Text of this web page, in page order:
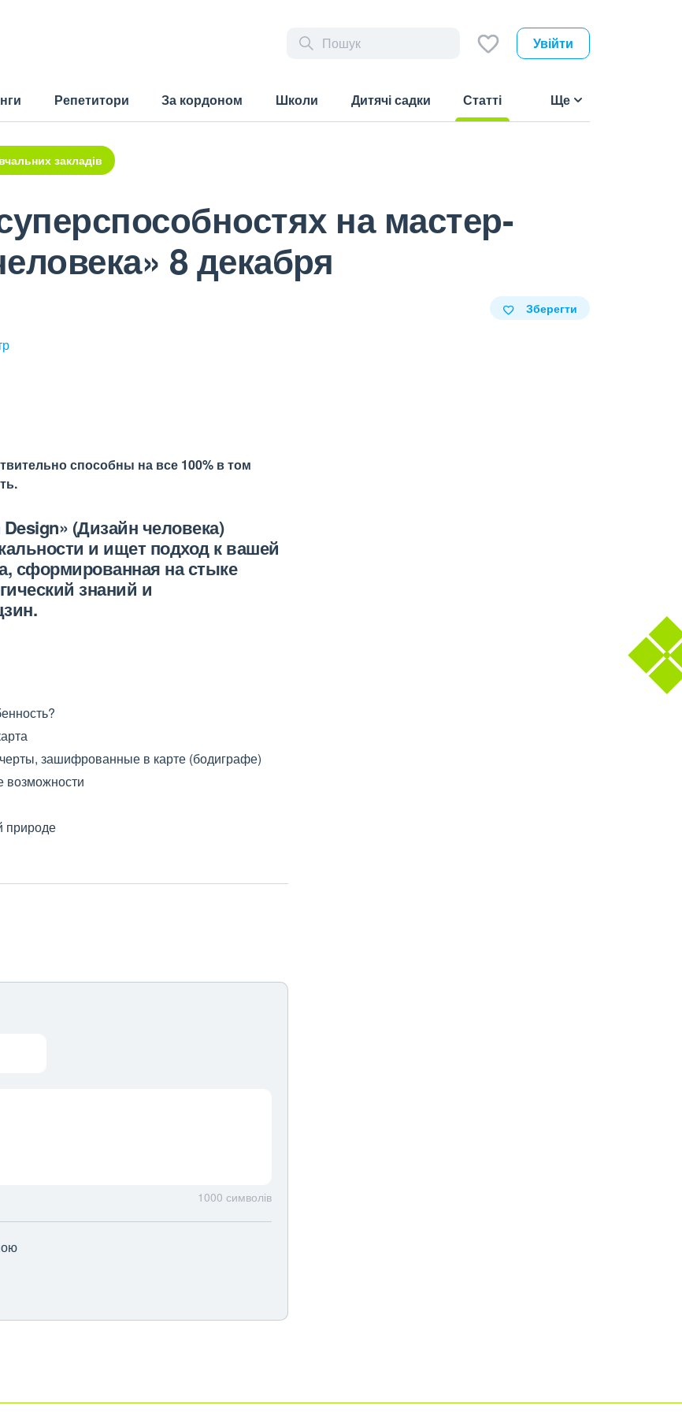
Увійти
Репетитори За кордоном Школи Дитячі садки
Статті
Ще
закладів
на мастер-
8 декабря
Зберегти
способны на все 100% в том
(Дизайн человека)
и ищет подход к вашей
сформированная на стыке
знаний и
зашифрованные в карте (бодиграфе)
возможности
природе
1000 символів